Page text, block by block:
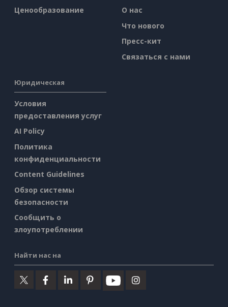
Ценообразование
О нас
Что нового
Пресс-кит
Связаться с нами
Юридическая
Условия
предоставления услуг
AI Policy
Политика
конфиденциальности
Content Guidelines
Обзор системы
безопасности
Сообщить о
злоупотреблении
Найти нас на